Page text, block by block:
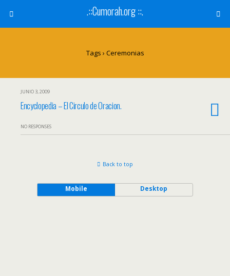
.::Cumorah.org ::.
Tags › Ceremonias
JUNIO 3, 2009
Encyclopedia – El Circulo de Oracion.
NO RESPONSES
Back to top
Mobile Desktop